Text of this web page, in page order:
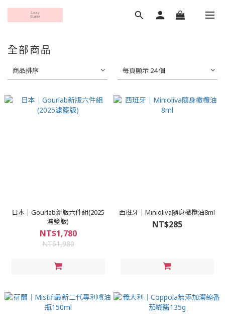
全部商品
商品排序 每頁顯示 24 個
日本｜Gourlab新版六件組(2025
濾籃版)
NT$1,780
NT$1,980
西班牙｜Minioliva隨身橄欖油8ml
NT$285